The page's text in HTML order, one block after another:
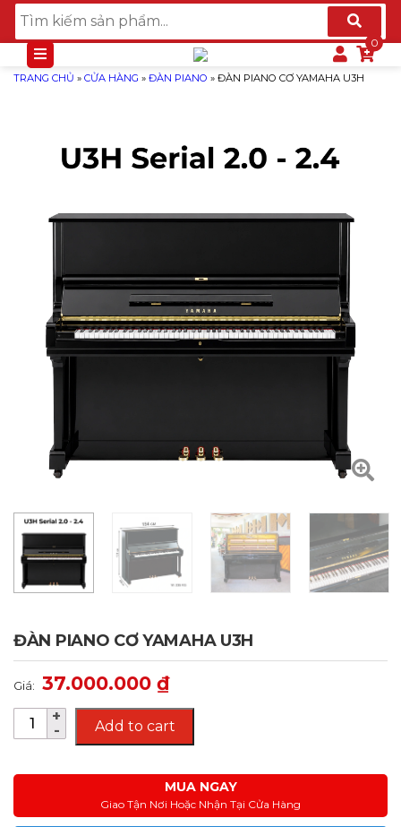
TRANG CHỦ » CỬA HÀNG » ĐÀN PIANO » ĐÀN PIANO CƠ YAMAHA U3H
ĐÀN PIANO CƠ YAMAHA U3H
Giá: 37.000.000 ₫
Add to cart
MUA NGAY
Giao Tận Nơi Hoặc Nhận Tại Cửa Hàng